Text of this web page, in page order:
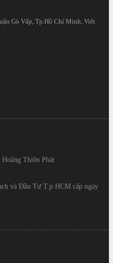
Gò Vấp, Tp.Hồ Chí Minh, Việt
Thiên Phát
và Đầu Tư T.p HCM cấp ngày